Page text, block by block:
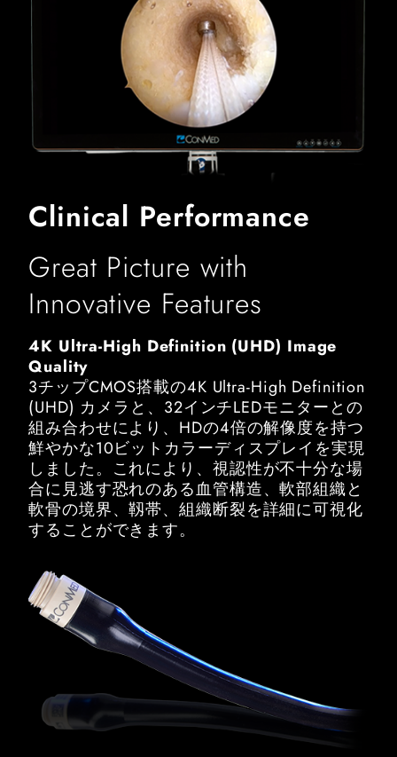
Clinical Performance
Great Picture with
Innovative Features
4K Ultra-High Definition (UHD) Image
Quality
3チップCMOS搭載の4K Ultra-High Definition
(UHD) カメラと、32インチLEDモニターとの
組み合わせにより、HDの4倍の解像度を持つ
鮮やかな10ビットカラーディスプレイを実現
しました。これにより、視認性が不十分な場
合に見逃す恐れのある血管構造、軟部組織と
軟骨の境界、靱帯、組織断裂を詳細に可視化
することができます。